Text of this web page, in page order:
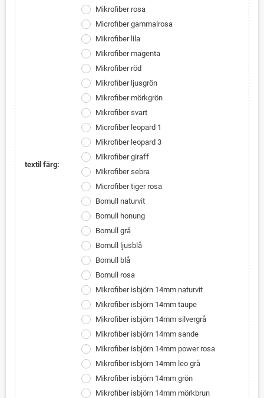
textil färg:
Mikrofiber rosa
Microfiber gammalrosa
Mikrofiber lila
Mikrofiber magenta
Mikrofiber röd
Mikrofiber ljusgrön
Mikrofiber mörkgrön
Mikrofiber svart
Microfiber leopard 1
Mikrofiber leopard 3
Mikrofiber giraff
Mikrofiber sebra
Microfiber tiger rosa
Bomull naturvit
Bomull honung
Bomull grå
Bomull ljusblå
Bomull blå
Bomull rosa
Mikrofiber isbjörn 14mm naturvit
Mikrofiber isbjörn 14mm taupe
Mikrofiber isbjörn 14mm silvergrå
Mikrofiber isbjörn 14mm sande
Mikrofiber isbjörn 14mm power rosa
Mikrofiber isbjörn 14mm leo grå
Mikrofiber isbjörn 14mm grön
Mikrofiber isbjörn 14mm mörkbrun